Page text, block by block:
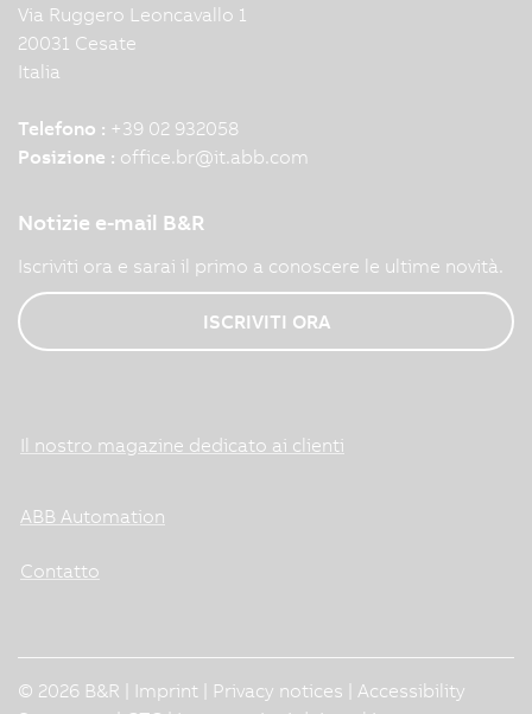
Via Ruggero Leoncavallo 1
20031 Cesate
Italia
Telefono : +39 02 932058
Posizione : office.br@it.abb.com
Notizie e-mail B&R
Iscriviti ora e sarai il primo a conoscere le ultime novità.
ISCRIVITI ORA
Il nostro magazine dedicato ai clienti
ABB Automation
Contatto
© 2026 B&R | Imprint Privacy notices
Accessibility